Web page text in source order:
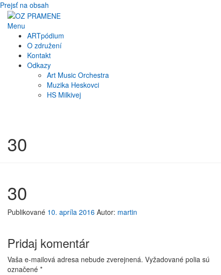
Prejsť na obsah
Menu
ARTpódium
O združení
Kontakt
Odkazy
Art Music Orchestra
Muzika Heskovci
HS Milkivej
30
30
Publikované 10. apríla 2016 Autor: martin
Pridaj komentár
Vaša e-mailová adresa nebude zverejnená. Vyžadované polia sú
označené *